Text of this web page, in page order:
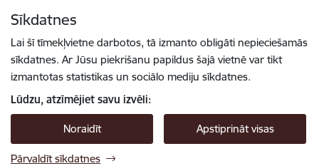
Sīkdatnes
Lai šī tīmekļvietne darbotos, tā izmanto obligāti nepieciešamās
sīkdatnes. Ar Jūsu piekrišanu papildus šajā vietnē var tikt
izmantotas statistikas un sociālo mediju sīkdatnes.
Lūdzu, atzīmējiet savu izvēli:
Noraidīt Apstiprināt visas
Pārvaldīt sīkdatnes